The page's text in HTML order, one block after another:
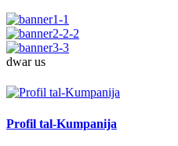
dwar us
Profil tal-Kumpanija